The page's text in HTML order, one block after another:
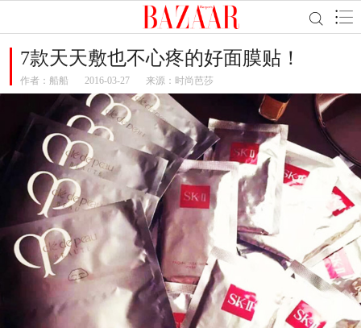
7款天天敷也不心疼的好面膜贴！
作者： 船船 2016-03-27 来源：时尚芭莎